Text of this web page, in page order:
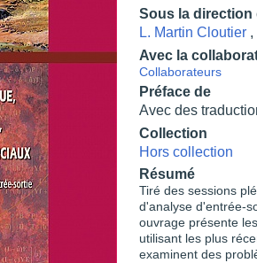
Sous la direction
L. Martin Cloutier ,
Avec la
Collaborateurs
Préface de
Avec des
Collection
Hors collection
Résumé
Tiré des sessions
d'analyse d'entrée-
ouvrage présente
utilisant les plus
examinent des